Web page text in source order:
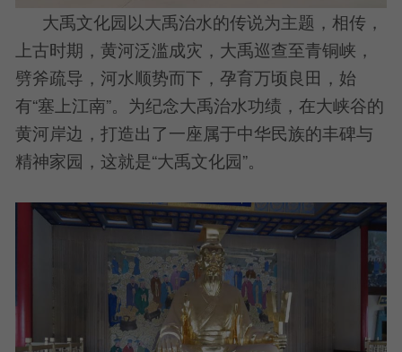
大禹文化园以大禹治水的传说为主题，相传，
上古时期，黄河泛滥成灾，大禹巡查至青铜峡，
劈斧疏导，河水顺势而下，孕育万顷良田，始
有“塞上江南”。为纪念大禹治水功绩，在大峡谷的
黄河岸边，打造出了一座属于中华民族的丰碑与
精神家园，这就是“大禹文化园”。